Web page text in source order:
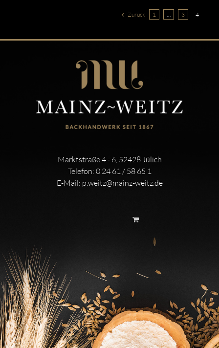
Zurück 1 … 3 4
Marktstraße 4 - 6, 52428 Jülich
Telefon: 0 24 61 / 58 65 1
E-Mail: p.weitz@mainz-weitz.de